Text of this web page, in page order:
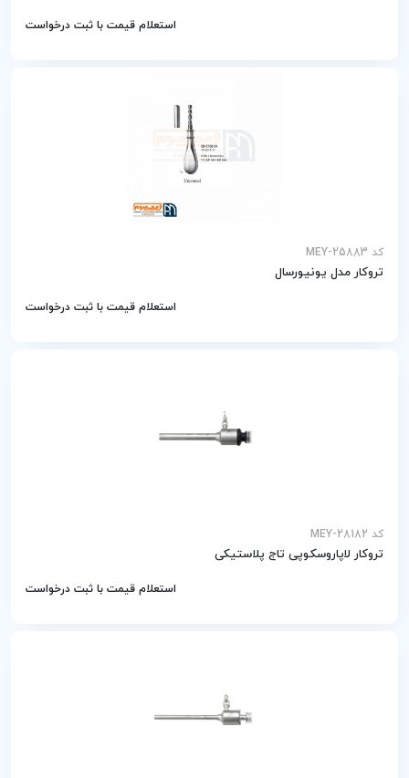
استعلام قیمت با ثبت درخواست
کد MEY-25883
تروکار مدل یونیورسال
استعلام قیمت با ثبت درخواست
کد MEY-28182
تروکار لاپاروسکوپی تاج پلاستیکی
استعلام قیمت با ثبت درخواست